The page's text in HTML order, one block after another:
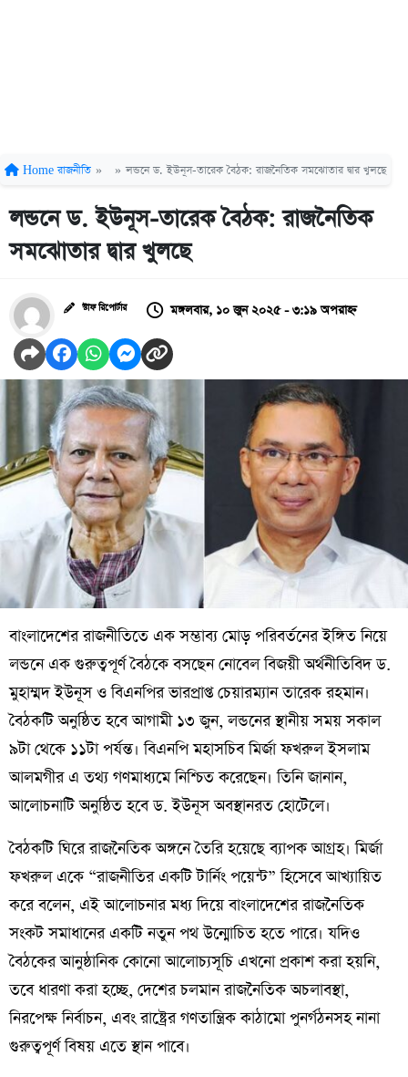
Home রাজনীতি » » লন্ডনে ড. ইউনূস-তারেক বৈঠক: রাজনৈতিক সমঝোতার দ্বার খুলছে
লন্ডনে ড. ইউনূস-তারেক বৈঠক: রাজনৈতিক
সমঝোতার দ্বার খুলছে
স্টাফ রিপোর্টার মঙ্গলবার, ১০ জুন ২০২৫ - ৩:১৯ অপরাহ্ন
বাংলাদেশের রাজনীতিতে এক সম্ভাব্য মোড় পরিবর্তনের ইঙ্গিত নিয়ে
লন্ডনে এক গুরুত্বপূর্ণ বৈঠকে বসছেন নোবেল বিজয়ী অর্থনীতিবিদ ড.
মুহাম্মদ ইউনূস ও বিএনপির ভারপ্রাপ্ত চেয়ারম্যান তারেক রহমান।
বৈঠকটি অনুষ্ঠিত হবে আগামী ১৩ জুন, লন্ডনের স্থানীয় সময় সকাল
৯টা থেকে ১১টা পর্যন্ত। বিএনপি মহাসচিব মির্জা ফখরুল ইসলাম
আলমগীর এ তথ্য গণমাধ্যমে নিশ্চিত করেছেন। তিনি জানান,
আলোচনাটি অনুষ্ঠিত হবে ড. ইউনূস অবস্থানরত হোটেলে।
বৈঠকটি ঘিরে রাজনৈতিক অঙ্গনে তৈরি হয়েছে ব্যাপক আগ্রহ। মির্জা
ফখরুল একে “রাজনীতির একটি টার্নিং পয়েন্ট” হিসেবে আখ্যায়িত
করে বলেন, এই আলোচনার মধ্য দিয়ে বাংলাদেশের রাজনৈতিক
সংকট সমাধানের একটি নতুন পথ উন্মোচিত হতে পারে। যদিও
বৈঠকের আনুষ্ঠানিক কোনো আলোচ্যসূচি এখনো প্রকাশ করা হয়নি,
তবে ধারণা করা হচ্ছে, দেশের চলমান রাজনৈতিক অচলাবস্থা,
নিরপেক্ষ নির্বাচন, এবং রাষ্ট্রের গণতান্ত্রিক কাঠামো পুনর্গঠনসহ নানা
গুরুত্বপূর্ণ বিষয় এতে স্থান পাবে।